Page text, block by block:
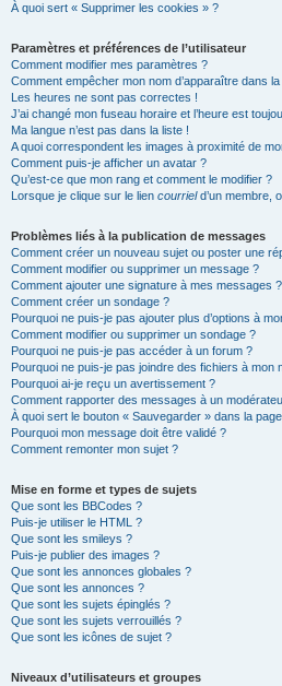
À quoi sert « Supprimer les cookies » ?
Paramètres et préférences de l’utilisateur
Comment modifier mes paramètres ?
Comment empêcher mon nom d’apparaître dans
Les heures ne sont pas correctes !
J’ai changé mon fuseau horaire et l’heure est
Ma langue n’est pas dans la liste !
A quoi correspondent les images à proximité de
Comment puis-je afficher un avatar ?
Qu’est-ce que mon rang et comment le modifier ?
Lorsque je clique sur le lien courrield’un membre,
Problèmes liés à la publication de messages
Comment créer un nouveau sujet ou poster une
Comment modifier ou supprimer un message ?
Comment ajouter une signature à mes messages ?
Comment créer un sondage ?
Pourquoi ne puis-je pas ajouter plus d’options à
Comment modifier ou supprimer un sondage ?
Pourquoi ne puis-je pas accéder à un forum ?
Pourquoi ne puis-je pas joindre des fichiers à mon
Pourquoi ai-je reçu un avertissement ?
Comment rapporter des messages à un
À quoi sert le bouton « Sauvegarder » dans la
Pourquoi mon message doit être validé ?
Comment remonter mon sujet ?
Mise en forme et types de sujets
Que sont les BBCodes ?
Puis-je utiliser le HTML ?
Que sont les smileys ?
Puis-je publier des images ?
Que sont les annonces globales ?
Que sont les annonces ?
Que sont les sujets épinglés ?
Que sont les sujets verrouillés ?
Que sont les icônes de sujet ?
Niveaux d’utilisateurs et groupes